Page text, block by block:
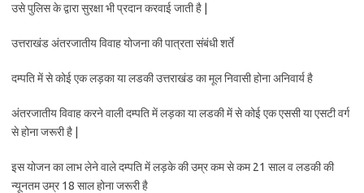
उसे पुलिस के द्वारा सुरक्षा भी प्रदान करवाई जाती है |
उत्तराखंड अंतरजातीय विवाह योजना की पात्रता संबंधी शर्ते
दम्पति में से कोई एक लड़का या लडकी उत्तराखंड का मूल निवासी होना अनिवार्य है
अंतरजातीय विवाह करने वाली दम्पति में लड़का या लडकी में से कोई एक एससी या एसटी वर्ग
से होना जरूरी है |
इस योजन का लाभ लेने वाले दम्पति में लड़के की उम्र कम से कम 21 साल व लडकी की
न्यूनतम उम्र 18 साल होना जरूरी है